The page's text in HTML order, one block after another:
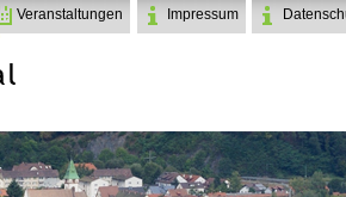
Veranstaltungen Impressum